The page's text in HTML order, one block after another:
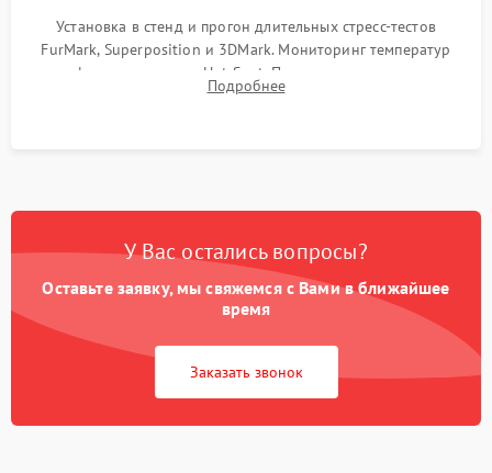
Установка в стенд и прогон длительных стресс-тестов
FurMark, Superposition и 3DMark. Мониторинг температур
графического чипа и Hot Spot. Проверка на отсутствие
артефактов изображения, вылетов драйвера и зависаний.
Подробнее
У Вас остались вопросы?
Оставьте заявку, мы свяжемся с Вами в ближайшее
время
Заказать звонок